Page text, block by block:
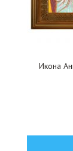
Икона